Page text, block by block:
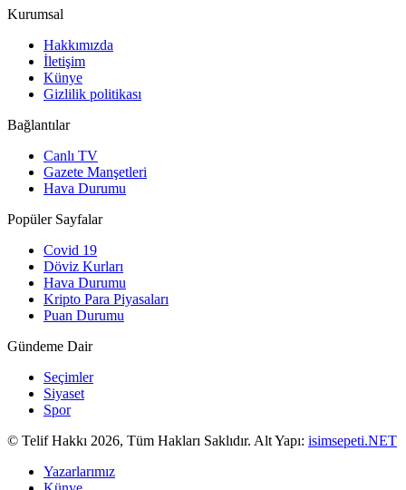
Kurumsal
Hakkımızda
İletişim
Künye
Gizlilik politikası
Bağlantılar
Canlı TV
Gazete Manşetleri
Hava Durumu
Popüler Sayfalar
Covid 19
Döviz Kurları
Hava Durumu
Kripto Para Piyasaları
Puan Durumu
Gündeme Dair
Seçimler
Siyaset
Spor
© Telif Hakkı 2026, Tüm Hakları Saklıdır. Alt Yapı: isimsepeti.NET
Yazarlarımız